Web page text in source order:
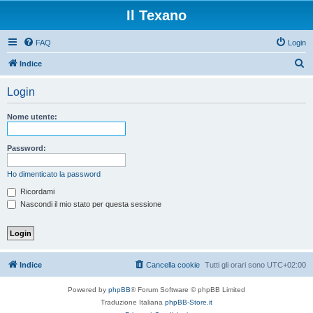
Il Texano
FAQ Login
Indice
Login
Nome utente:
Password:
Ho dimenticato la password
Ricordami
Nascondi il mio stato per questa sessione
Indice Tutti gli orari sono UTC+02:00
Cancella cookie
Powered by phpBB® Forum Software © phpBB Limited
Traduzione Italiana phpBB-Store.it